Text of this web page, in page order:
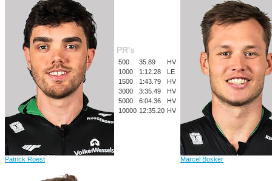
Patrick Roest
PR's
500 35.89
HV
1000
1:12.28
LE
1500
1:43.79
HV
3000
3:35.49
HV
5000
6:04.36
HV
10000 12:35.20 HV
Marcel Bosker